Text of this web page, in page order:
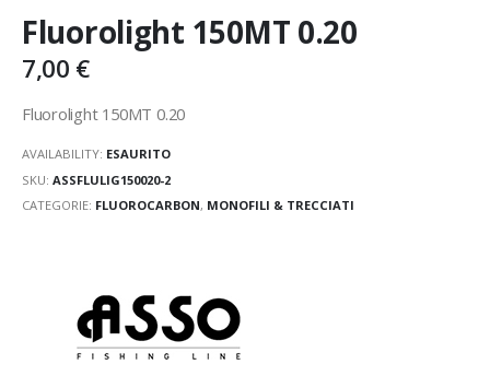
Fluorolight 150MT 0.20
7,00 €
Fluorolight 150MT 0.20
AVAILABILITY: ESAURITO
SKU: ASSFLULIG150020-2
CATEGORIE: FLUOROCARBON, MONOFILI & TRECCIATI